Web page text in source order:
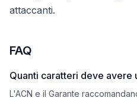
attaccanti.
FAQ
Quanti caratteri deve avere
L'ACN e il Garante